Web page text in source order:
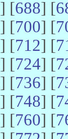
] [688] [
] [700] [
] [712] [
] [724] [
] [736] [
] [748] [
] [760] [